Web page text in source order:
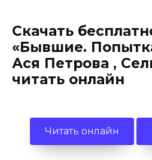
Скачать
«Бывшие.
Ася Петрова ,
читать онлайн
Читать онлайн